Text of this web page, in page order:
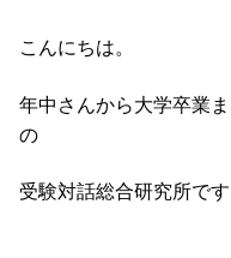
こんにちは。
年中さんから大学卒業
の
受験対話総合研究所です